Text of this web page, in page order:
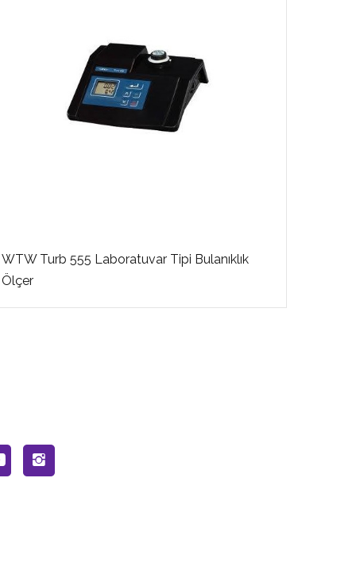
WTW Turb 555 Laboratuvar Tipi Bulanıklık
Ölçer